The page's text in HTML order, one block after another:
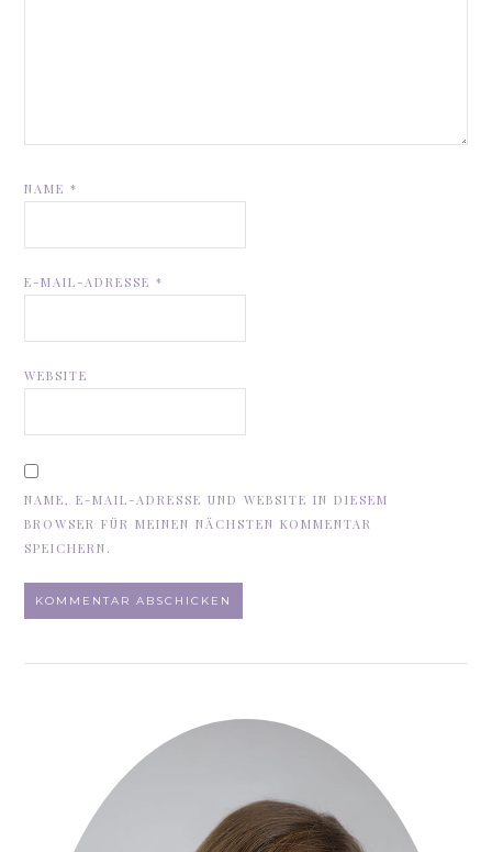
NAME*
E-MAIL-ADRESSE*
WEBSITE
NAME, E-MAIL-ADRESSE UND WEBSITE IN DIESEM
BROWSER FÜR MEINEN NÄCHSTEN KOMMENTAR
SPEICHERN.